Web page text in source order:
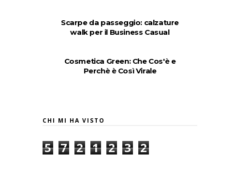
Scarpe da passeggio: calzature
walk per il Business Casual
Cosmetica Green: Che Cos'è e
Perchè è Così Virale
CHI MI HA VISTO
5 7 2 1 2 3 2